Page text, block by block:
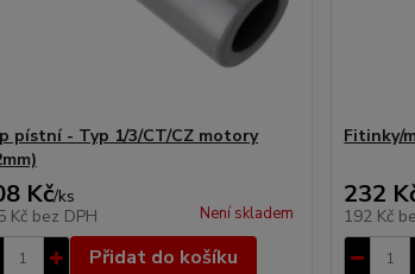
pístní - Typ 1/3/CT/CZ motory
Kč/ks
Kč bez DPH Není skladem
Přidat do košíku
Fitinky/
232
192 Kč